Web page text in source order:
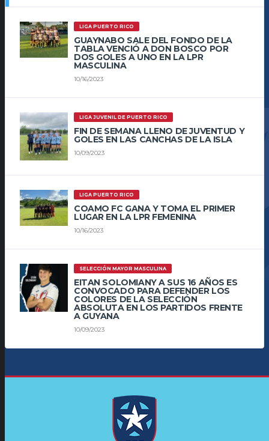
LIGA PUERTO RICO
GUAYNABO SALE DEL FONDO DE LA
TABLA VENCIÓ A DON BOSCO POR
DOS GOLES A UNO EN LA LPR
MASCULINA
10/16/2023
LIGA JUVENIL DE PUERTO RICO
FIN DE SEMANA LLENO DE JUVENTUD Y
GOLES EN LAS CANCHAS DE LA ISLA
10/09/2023
LIGA PUERTO RICO
COAMO FC GANA Y TOMA EL PRIMER
LUGAR EN LA LPR FEMENINA
10/16/2023
SELECCIÓN MAYOR MASCULINA
EITAN SOLOMIANY A SUS 16 AÑOS ES
CONVOCADO PARA DEFENDER LOS
COLORES DE LA SELECCIÓN
ABSOLUTA EN LOS PARTIDOS FRENTE
A GUYANA
10/09/2023